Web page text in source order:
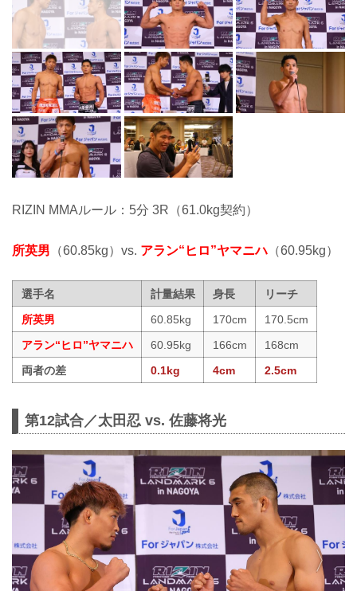
RIZIN MMAルール：5分 3R（61.0kg契約）
所英男 （60.85kg）vs. アラン“ヒロ”ヤマニハ （60.95kg）
選手名 計量結果 身長
リーチ
所英男
60.85kg 170cm
170.5cm
アラン“ヒロ”ヤマニハ
60.95kg 166cm
168cm
両者の差
0.1kg 4cm 2.5cm
第12試合／太田忍 vs. 佐藤将光